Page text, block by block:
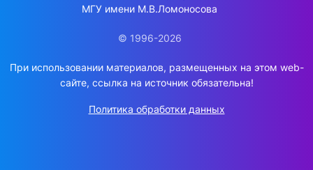
МГУ имени М.В.Ломоносова
© 1996-2026
При использовании материалов, размещенных на этом web-
сайте, ссылка на источник обязательна!
Политика обработки данных